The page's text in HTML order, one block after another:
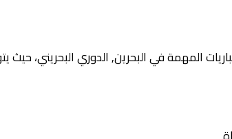
المهمة في البحرين, الدوري البحريني، حيث